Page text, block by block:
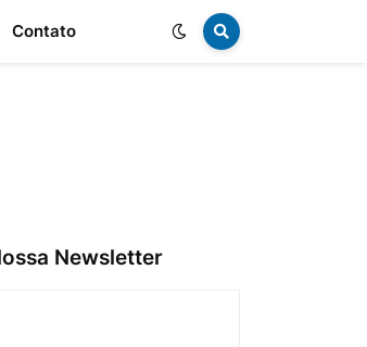
Contato
Newsletter